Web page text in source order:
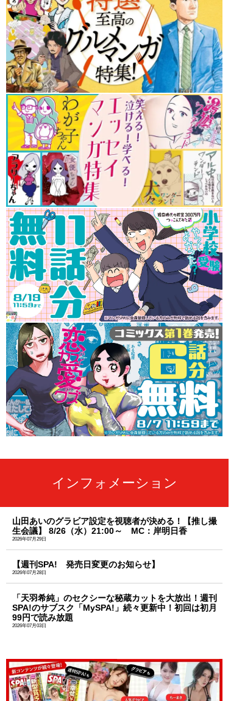
インフォメーション
山田あいのグラビア設定を視聴者が決める！【推し撮
生会議】 8/26（水）21:00～ MC：岸明日香
2026年07月29日
【週刊SPA! 発売日変更のお知らせ】
2026年07月28日
「天羽希純」のセクシーな秘蔵カットを大放出！週刊
SPA!のサブスク「MySPA!」続々更新中！初回は初月
99円で読み放題
2026年07月03日